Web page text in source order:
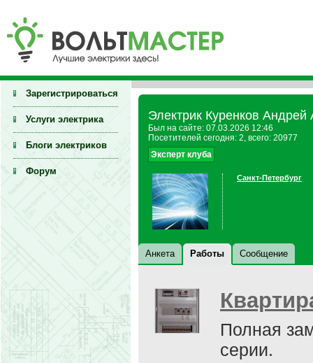
Зарегистрироваться
Услуги электрика
Блоги электриков
Форум
Электрик Куренков Андрей
Был на сайте: 07.03.2026 12:46
Посетителей сегодня: 2, всего: 20977
Эксперт клуба
Санкт-Петербург
Анкета Работы Сообщение
Полная
серии.